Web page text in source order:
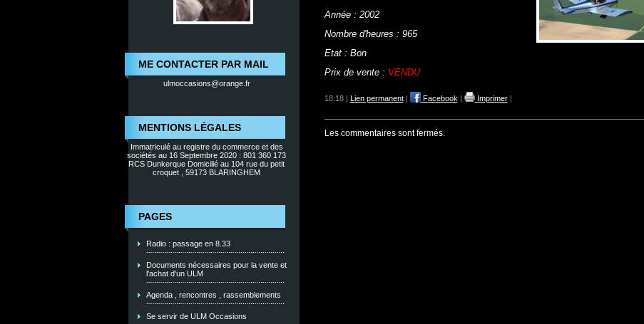
ME CONTACTER PAR MAIL
ulmoccasions@orange.fr
MENTIONS LÉGALES
Immatriculé au registre du commerce et des
sociétés au 16 Septembre 2020 : 801 360 173
RCS Dunkerque Domicilié au 104 rue du petit
croquet , 59173 BLARINGHEM
PAGES
Radio : passage en 8.33
Documents nécessaires pour la vente et
l'achat d'un ULM
Agenda , rencontres , rassemblements
Se servir de ULM Occasions
Année : 2002
Nombre d'heures : 965
Etat : Bon
Prix de vente : VENDU
18:18 | Lien permanent| Facebook | Imprimer|
Les commentaires sont fermés.